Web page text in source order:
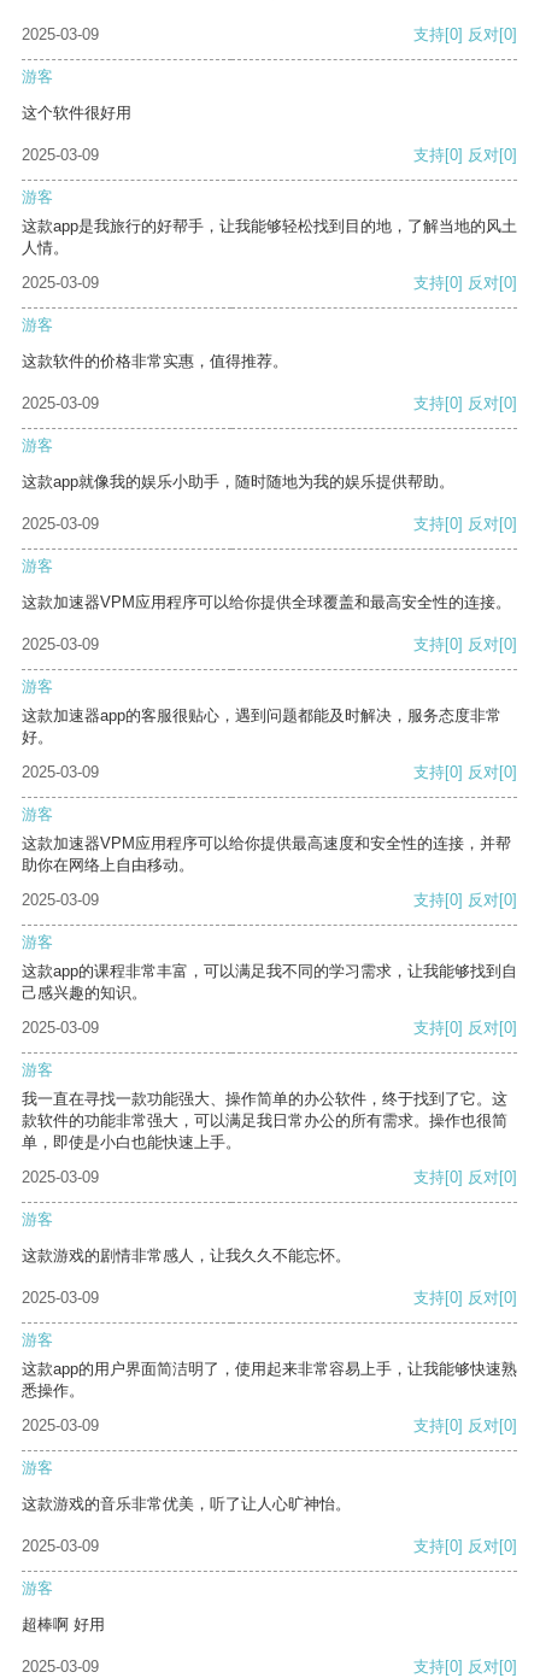
2025-03-09 支持[0] 反对[0]
游客
这个软件很好用
2025-03-09 支持[0] 反对[0]
游客
这款app是我旅行的好帮手，让我能够轻松找到目的地，了解当地的风土
人情。
2025-03-09
支持[0] 反对[0]
游客
这款软件的价格非常实惠，值得推荐。
2025-03-09 支持[0] 反对[0]
游客
这款app就像我的娱乐小助手，随时随地为我的娱乐提供帮助。
2025-03-09 支持[0] 反对[0]
游客
这款加速器VPM应用程序可以给你提供全球覆盖和最高安全性的连接。
2025-03-09 支持[0] 反对[0]
游客
这款加速器app的客服很贴心，遇到问题都能及时解决，服务态度非常
好。
2025-03-09
支持[0] 反对[0]
游客
这款加速器VPM应用程序可以给你提供最高速度和安全性的连接，并帮
助你在网络上自由移动。
2025-03-09
支持[0] 反对[0]
游客
这款app的课程非常丰富，可以满足我不同的学习需求，让我能够找到自
己感兴趣的知识。
2025-03-09
支持[0] 反对[0]
游客
我一直在寻找一款功能强大、操作简单的办公软件，终于找到了它。这
款软件的功能非常强大，可以满足我日常办公的所有需求。操作也很简
单，即使是小白也能快速上手。
2025-03-09
支持[0] 反对[0]
游客
这款游戏的剧情非常感人，让我久久不能忘怀。
2025-03-09 支持[0] 反对[0]
游客
这款app的用户界面简洁明了，使用起来非常容易上手，让我能够快速熟
悉操作。
2025-03-09
支持[0] 反对[0]
游客
这款游戏的音乐非常优美，听了让人心旷神怡。
2025-03-09 支持[0] 反对[0]
游客
超棒啊 好用
2025-03-09 支持[0] 反对[0]